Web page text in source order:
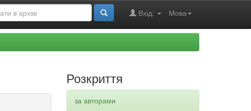
Мова
Вхід:
Розкриття
за авторами